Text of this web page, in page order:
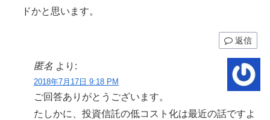
ドかと思います。
返信
匿名 より:
2018年7月17日 9:18 PM
ご回答ありがとうございます。
たしかに、投資信託の低コスト化は最近の話ですよ